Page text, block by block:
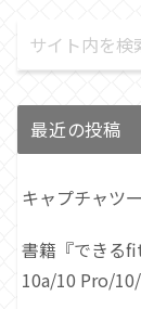
最近の投稿
キャプチャツ
書籍『できる
10a/10 Pro/